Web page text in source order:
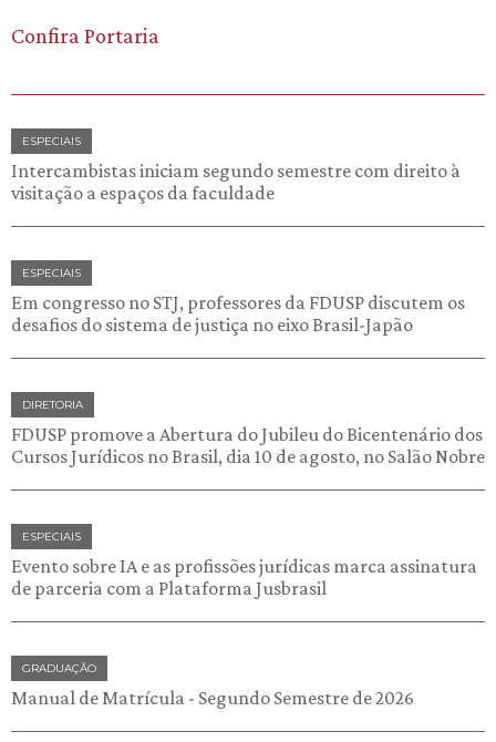
Confira Portaria
ESPECIAIS
Intercambistas iniciam segundo semestre com direito à
visitação a espaços da faculdade
ESPECIAIS
Em congresso no STJ, professores da FDUSP discutem os
desafios do sistema de justiça no eixo Brasil-Japão
DIRETORIA
FDUSP promove a Abertura do Jubileu do Bicentenário dos
Cursos Jurídicos no Brasil, dia 10 de agosto, no Salão Nobre
ESPECIAIS
Evento sobre IA e as profissões jurídicas marca assinatura
de parceria com a Plataforma Jusbrasil
GRADUAÇÃO
Manual de Matrícula - Segundo Semestre de 2026